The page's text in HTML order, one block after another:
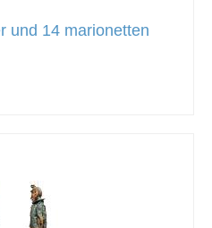
und 14 marionetten